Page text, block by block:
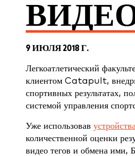
ВИДЕО
9 ИЮЛЯ 2018 Г.
Легкоатлетический
клиентом Catapult,
спортивных результатах,
системой управления
Уже использовав
количественной оценки
видео тегов и обмена ими,